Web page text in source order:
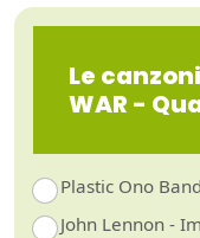
Le
WAR -
Plastic Ono
John Lennon -